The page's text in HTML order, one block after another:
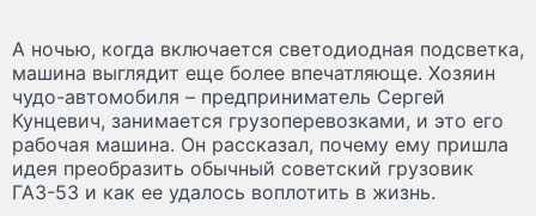
А ночью, когда включается светодиодная подсветка,
машина выглядит еще более впечатляюще. Хозяин
чудо-автомобиля – предприниматель Сергей
Кунцевич, занимается грузоперевозками, и это его
рабочая машина. Он рассказал, почему ему пришла
идея преобразить обычный советский грузовик
ГАЗ-53 и как ее удалось воплотить в жизнь.